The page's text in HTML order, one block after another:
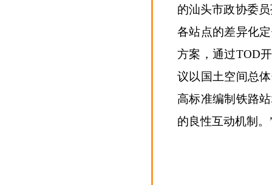
的汕头市政协委
各站点的差异化
方案，通过TOD
议以国土空间总
高标准编制铁路
的良性互动机制。